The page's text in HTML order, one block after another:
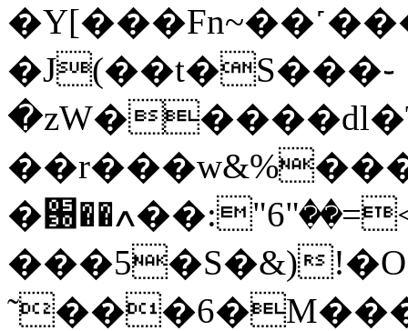
�J(��t�S���֊
�԰��ؠ��>=��"6":��ߍV9���#���d�qA��О�Ksl'�j
���5�S�&)